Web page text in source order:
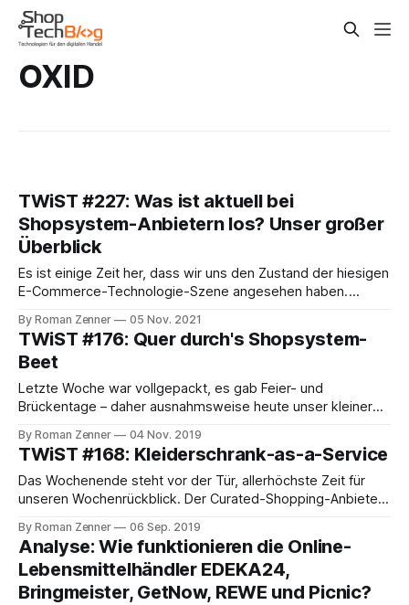
OXID
TWiST #227: Was ist aktuell bei
Shopsystem-Anbietern los? Unser großer
Überblick
Es ist einige Zeit her, dass wir uns den Zustand der hiesigen
E-Commerce-Technologie-Szene angesehen haben.
Stichpunkte haben wir hier aufgeschrieben, die ganze
Geschichte hört ihr dann auf der Ton-Spur. Vorab noch ein
kleiner Disclaimer: wir orientieren uns bei unserem
By Roman Zenner 05 Nov. 2021
TWiST #176: Quer durch's Shopsystem-
Beet
Letzte Woche war vollgepackt, es gab Feier- und
Brückentage – daher ausnahmsweise heute unser kleiner
die E-Commerce-Future in Köln, die letzte Woche stattfand,
über die Cloud-Lösung von OXID, über Drei Magentos im
Shopware-Universum und schließlich eine sehr kreative
Einschätzung des
By Roman Zenner 04 Nov. 2019
TWiST #168: Kleiderschrank-as-a-Service
Das Wochenende steht vor der Tür, allerhöchste Zeit für
unseren Wochenrückblick. Der Curated-Shopping-Anbieter
Thema "vernetzter Kleiderschrank" beschäftigen. Die Idee
dahinter: weiß man erst einmal, was die Kunden alles im
Schrank haben – oder auch nicht – kann
By Roman Zenner 06 Sep. 2019
Analyse: Wie funktionieren die Online-
Lebensmittelhändler EDEKA24,
Bringmeister, GetNow, REWE und Picnic?